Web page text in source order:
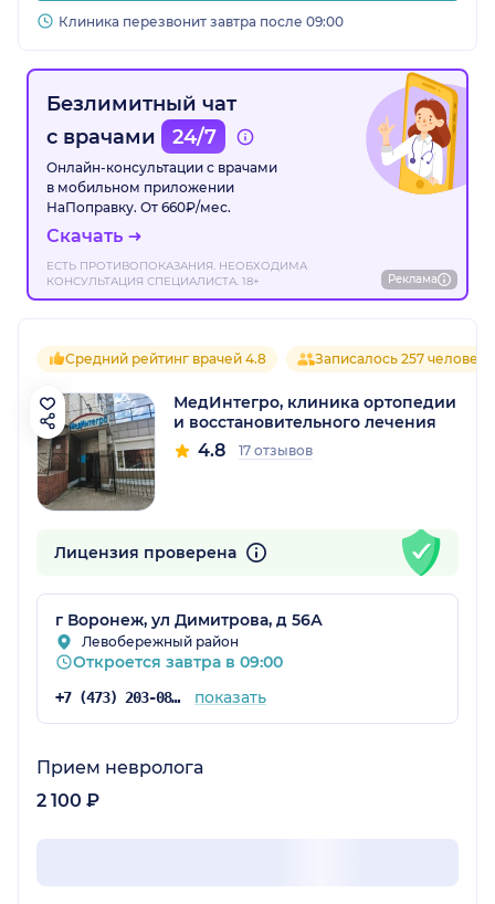
Клиника перезвонит завтра после 09:00
Безлимитный чат
с врачами
24/7
Онлайн-консультации с врачами
в мобильном приложении
НаПоправку. От 660₽/мес.
Скачать
ЕСТЬ ПРОТИВОПОКАЗАНИЯ. НЕОБХОДИМА
КОНСУЛЬТАЦИЯ СПЕЦИАЛИСТА. 18+
Реклама
Средний рейтинг врачей 4.8 Записалось 257 человек
МедИнтегро, клиника ортопедии
и восстановительного лечения
4.8 17 отзывов
Лицензия проверена
г Воронеж, ул Димитрова, д 56А
Левобережный район
Откроется завтра в 09:00
+7 (473) 203-08-95 показать
Прием невролога
2 100 ₽